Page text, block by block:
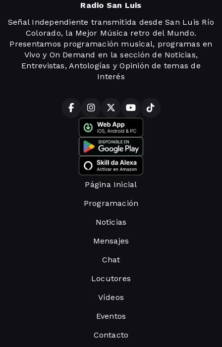
Radio San Luis
Señal Independiente transmitida desde San Luis Río
Colorado, la Mejor Música retro del Mundo.
Presentamos programación musical, programas en
Vivo y On Demand en la sección de Noticias,
Entrevistas, Antologías y Opinión de temas de
Interés
Página Inicial
Programación
Noticias
Mensajes
Chat
Locutores
Vídeos
Eventos
Contacto